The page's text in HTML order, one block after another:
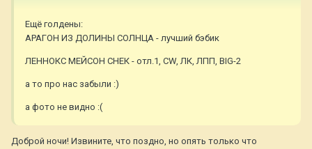
Ещё голдены:
АРАГОН ИЗ ДОЛИНЫ СОЛНЦА - лучший бэбик
ЛЕННОКС МЕЙСОН СНЕК - отл.1, CW, ЛК, ЛПП, BIG-2
а то про нас забыли :)
а фото не видно :(
Доброй ночи! Извините, что поздно, но опять только что